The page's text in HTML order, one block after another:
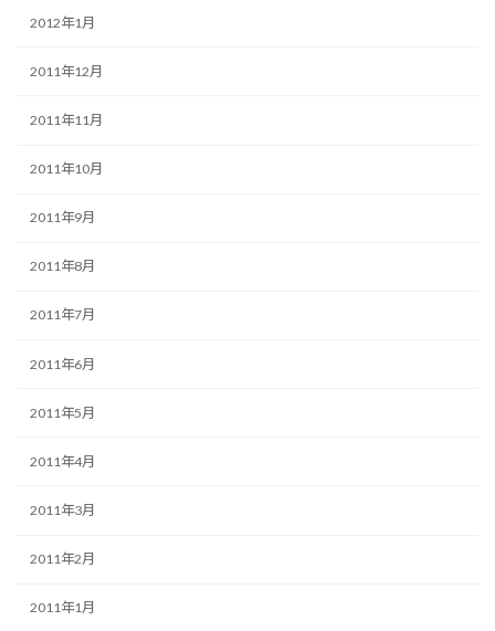
2012年1月
2011年12月
2011年11月
2011年10月
2011年9月
2011年8月
2011年7月
2011年6月
2011年5月
2011年4月
2011年3月
2011年2月
2011年1月